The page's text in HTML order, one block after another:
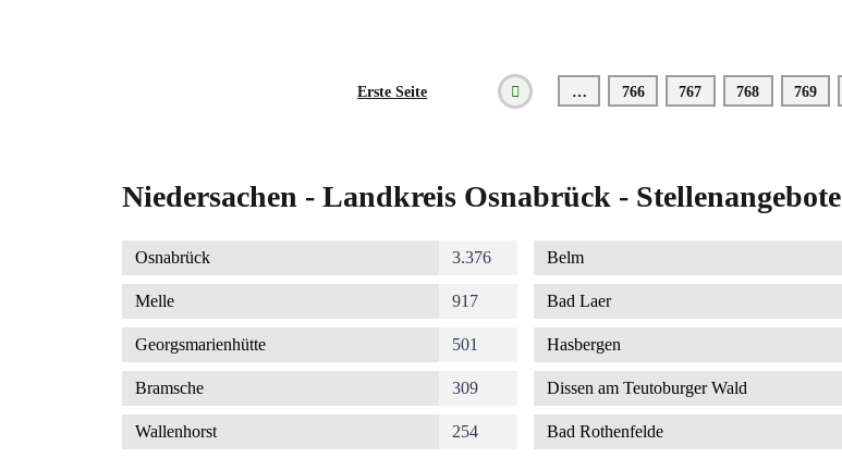
SeitennummerierungErste
Erste Seite
Vorherige
Seite
… Seite
766 Seite
767 Seite
768 Seite
769
Niedersachen - Landkreis Osnabrück - Stellenangebote
Osnabrück 3.376
Melle 917
Georgsmarienhütte 501
Bramsche 309
Wallenhorst 254
Belm
Bad Laer
Hasbergen
Dissen am Teutoburger Wald
Bad Rothenfelde